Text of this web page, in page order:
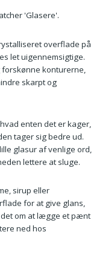
'Glasere'.
overflade på
let uigennemsigtige.
konturerne,
skarpt og
enten det er kager,
tager sig bedre ud.
glasur af venlige ord,
lettere at sluge.
sirup eller
for at give glans,
om at lægge et pænt
ned hos